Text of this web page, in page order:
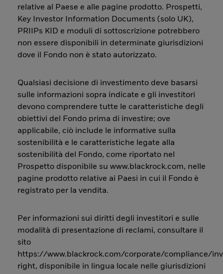
relative al Paese e alle pagine prodotto. Prospetti,
Key Investor Information Documents (solo UK),
PRIIPs KID e moduli di sottoscrizione potrebbero
non essere disponibili in determinate giurisdizioni
dove il Fondo non è stato autorizzato.
Qualsiasi decisione di investimento deve basarsi
sulle informazioni sopra indicate e gli investitori
devono comprendere tutte le caratteristiche degli
obiettivi del Fondo prima di investire; ove
applicabile, ciò include le informative sulla
sostenibilità e le caratteristiche legate alla
sostenibilità del Fondo, come riportato nel
Prospetto disponibile su www.blackrock.com, nelle
pagine prodotto relative ai Paesi in cui il Fondo è
registrato per la vendita.
Per informazioni sui diritti degli investitori e sulle
modalità di presentazione di reclami, consultare il
sito
https://www.blackrock.com/corporate/compliance/
right, disponibile in lingua locale nelle giurisdizioni